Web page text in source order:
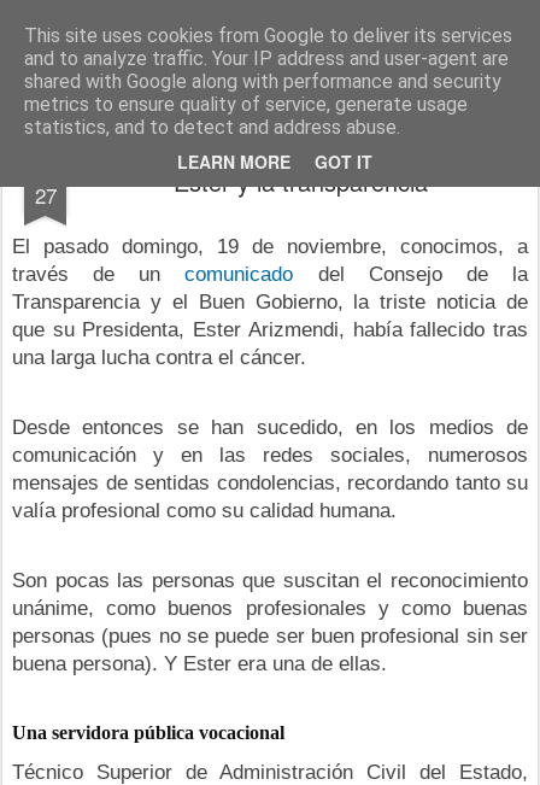
This site uses cookies from Google to deliver its services
and to analyze traffic. Your IP address and user-agent are
shared with Google along with performance and security
metrics to ensure quality of service, generate usage
statistics, and to detect and address abuse.
LEARN MORE GOT IT
menos tecnología y más pedagogía conceptos y reflexiones sobre la sociedad de la información
Pages
27 Ester y la transparencia
El pasado domingo, 19 de noviembre, conocimos, a
través de uncomunicado del Consejo de la
Transparencia y el Buen Gobierno, la triste noticia de
que su Presidenta, Ester Arizmendi, había fallecido tras
una larga lucha contra el cáncer.
Desde entonces se han sucedido, en los medios de
comunicación y en las redes sociales, numerosos
mensajes de sentidas condolencias, recordando tanto su
valía profesional como su calidad humana.
Son pocas las personas que suscitan el reconocimiento
unánime, como buenos profesionales y como buenas
personas (pues no se puede ser buen profesional sin ser
buena persona). Y Ester era una de ellas.
Una servidora pública vocacional
Técnico Superior de Administración Civil del Estado,